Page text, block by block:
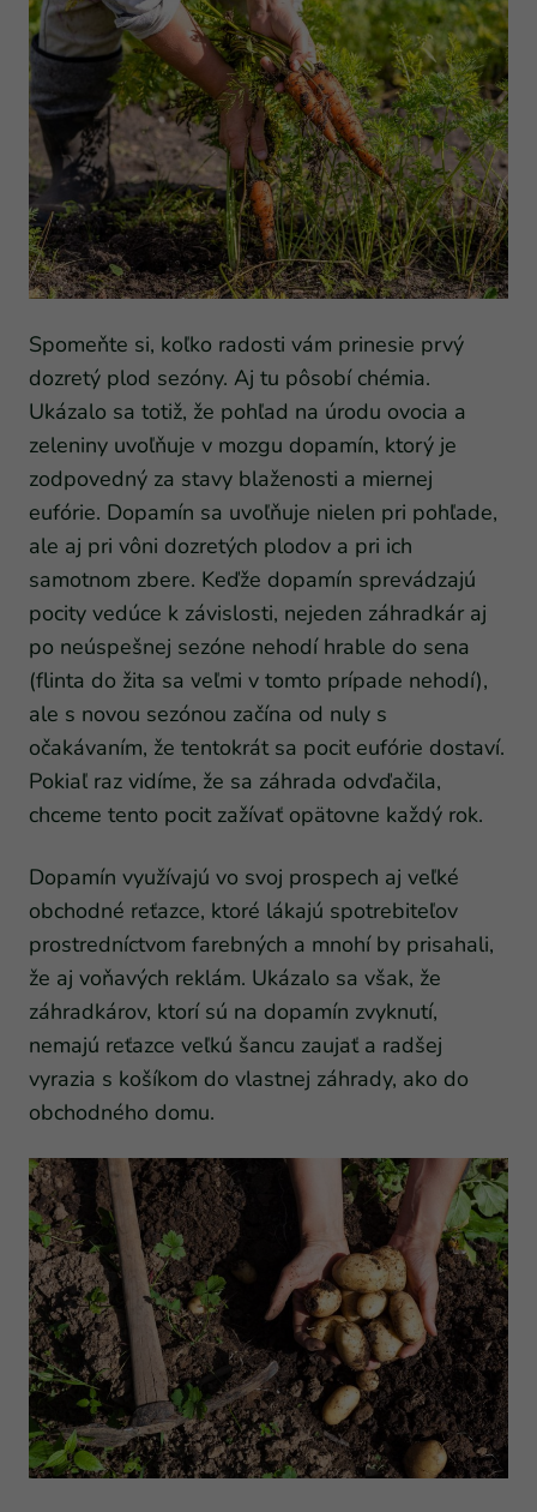
Spomeňte si, koľko radosti vám prinesie prvý
dozretý plod sezóny. Aj tu pôsobí chémia.
Ukázalo sa totiž, že pohľad na úrodu ovocia a
zeleniny uvoľňuje v mozgu dopamín, ktorý je
zodpovedný za stavy blaženosti a miernej
eufórie. Dopamín sa uvoľňuje nielen pri pohľade,
ale aj pri vôni dozretých plodov a pri ich
samotnom zbere. Keďže dopamín sprevádzajú
pocity vedúce k závislosti, nejeden záhradkár aj
po neúspešnej sezóne nehodí hrable do sena
(flinta do žita sa veľmi v tomto prípade nehodí),
ale s novou sezónou začína od nuly s
očakávaním, že tentokrát sa pocit eufórie dostaví.
Pokiaľ raz vidíme, že sa záhrada odvďačila,
chceme tento pocit zažívať opätovne každý rok.
Dopamín využívajú vo svoj prospech aj veľké
obchodné reťazce, ktoré lákajú spotrebiteľov
prostredníctvom farebných a mnohí by prisahali,
že aj voňavých reklám. Ukázalo sa však, že
záhradkárov, ktorí sú na dopamín zvyknutí,
nemajú reťazce veľkú šancu zaujať a radšej
vyrazia s košíkom do vlastnej záhrady, ako do
obchodného domu.